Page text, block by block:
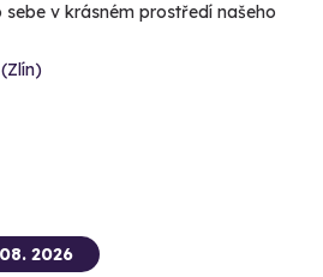
sebe v krásném prostředí našeho
2026